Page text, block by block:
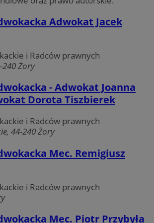
Adwokat Jacek
i Radców prawnych
240 Żory
- Adwokat Joanna
Dorota Tiszbierek
i Radców prawnych
44-240 Żory
Mec. Remigiusz
i Radców prawnych
Mec. Piotr Przybyła